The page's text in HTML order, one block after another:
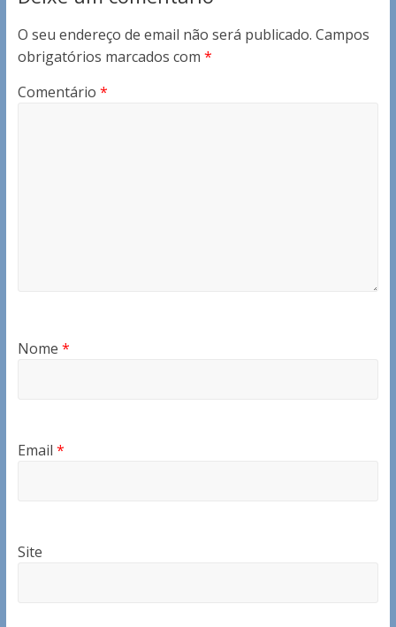
O seu endereço de email não será publicado. Campos
obrigatórios marcados com *
Comentário *
Nome *
Email *
Site